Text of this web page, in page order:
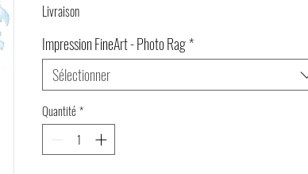
Livraison
Impression FineArt - Photo Rag*
Sélectionner
Quantité *